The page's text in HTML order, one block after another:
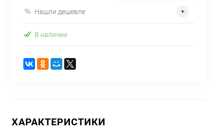
Нашли дешевле
В наличии
ХАРАКТЕРИСТИКИ